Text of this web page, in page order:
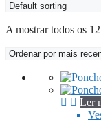
A mostrar todos os
Ler